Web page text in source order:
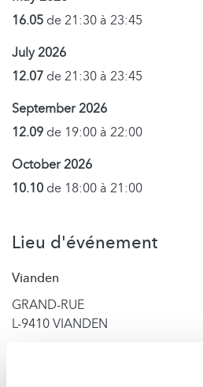
16.05 de 21:30 à 23:45
July 2026
12.07 de 21:30 à 23:45
September 2026
12.09 de 19:00 à 22:00
October 2026
10.10 de 18:00 à 21:00
Lieu d'événement
Vianden
GRAND-RUE
L-9410 VIANDEN